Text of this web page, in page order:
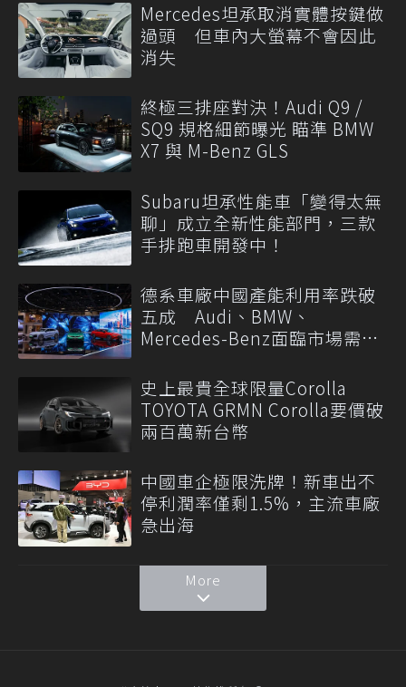
Mercedes坦承取消實體按鍵做
過頭 但車內大螢幕不會因此
消失
終極三排座對決！Audi Q9 /
SQ9 規格細節曝光 瞄準 BMW
X7 與 M-Benz GLS
Subaru坦承性能車「變得太無
聊」成立全新性能部門，三款
手排跑車開發中！
德系車廠中國產能利用率跌破
五成 Audi、BMW、
Mercedes-Benz面臨市場需求
史上最貴全球限量Corolla
TOYOTA GRMN Corolla要價破
兩百萬新台幣
中國車企極限洗牌！新車出不
停利潤率僅剩1.5%，主流車廠
急出海
More